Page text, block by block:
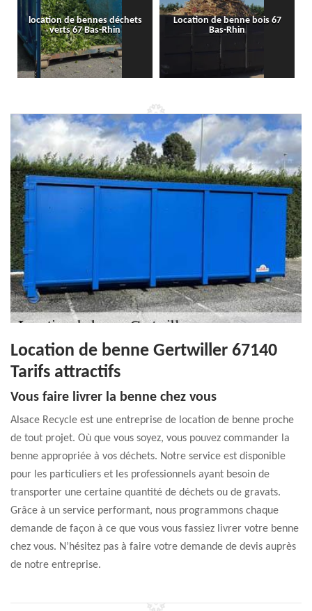
location de bennes déchets
verts 67 Bas-Rhin
Location de benne bois 67
Bas-Rhin
Location de benne Gertwiller 67140
Tarifs attractifs
Vous faire livrer la benne chez vous
Alsace Recycle est une entreprise de location de benne proche
de tout projet. Où que vous soyez, vous pouvez commander la
benne appropriée à vos déchets. Notre service est disponible
pour les particuliers et les professionnels ayant besoin de
transporter une certaine quantité de déchets ou de gravats.
Grâce à un service performant, nous programmons chaque
demande de façon à ce que vous vous fassiez livrer votre benne
chez vous. N’hésitez pas à faire votre demande de devis auprès
de notre entreprise.